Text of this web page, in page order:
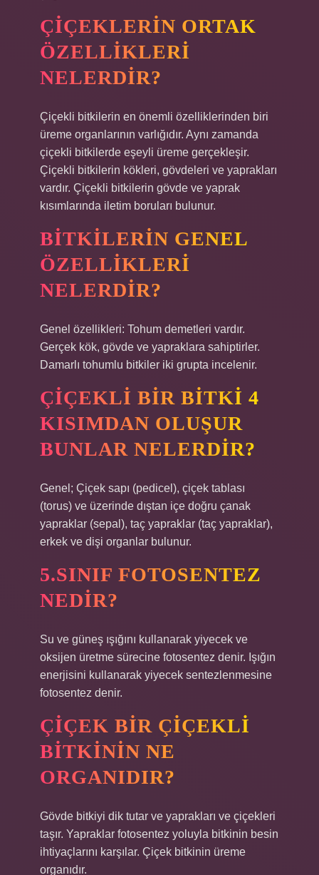
ÇIÇEKLERIN ORTAK
ÖZELLIKLERI
NELERDIR?
Çiçekli bitkilerin en önemli özelliklerinden biri
üreme organlarının varlığıdır. Aynı zamanda
çiçekli bitkilerde eşeyli üreme gerçekleşir.
Çiçekli bitkilerin kökleri, gövdeleri ve yaprakları
vardır. Çiçekli bitkilerin gövde ve yaprak
kısımlarında iletim boruları bulunur.
BITKILERIN GENEL
ÖZELLIKLERI
NELERDIR?
Genel özellikleri: Tohum demetleri vardır.
Gerçek kök, gövde ve yapraklara sahiptirler.
Damarlı tohumlu bitkiler iki grupta incelenir.
ÇIÇEKLI BIR BITKI 4
KISIMDAN OLUŞUR
BUNLAR NELERDIR?
Genel; Çiçek sapı (pedicel), çiçek tablası
(torus) ve üzerinde dıştan içe doğru çanak
yapraklar (sepal), taç yapraklar (taç yapraklar),
erkek ve dişi organlar bulunur.
5.SINIF FOTOSENTEZ
NEDIR?
Su ve güneş ışığını kullanarak yiyecek ve
oksijen üretme sürecine fotosentez denir. Işığın
enerjisini kullanarak yiyecek sentezlenmesine
fotosentez denir.
ÇIÇEK BIR ÇIÇEKLI
BITKININ NE
ORGANIDIR?
Gövde bitkiyi dik tutar ve yaprakları ve çiçekleri
taşır. Yapraklar fotosentez yoluyla bitkinin besin
ihtiyaçlarını karşılar. Çiçek bitkinin üreme
organıdır.